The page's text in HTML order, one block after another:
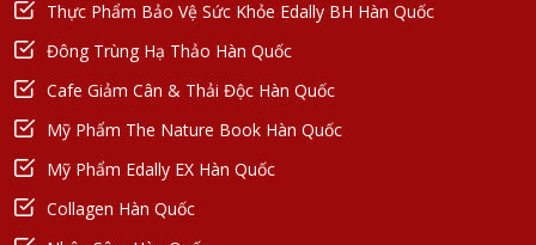
Thực Phẩm Bảo Vệ Sức Khỏe Edally BH Hàn Quốc
Đông Trùng Hạ Thảo Hàn Quốc
Cafe Giảm Cân & Thải Độc Hàn Quốc
Mỹ Phẩm The Nature Book Hàn Quốc
Mỹ Phẩm Edally EX Hàn Quốc
Collagen Hàn Quốc